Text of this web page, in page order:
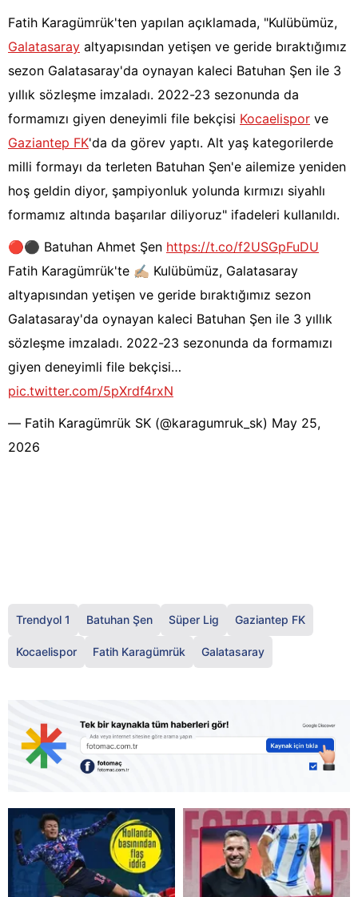
Fatih Karagümrük'ten yapılan açıklamada, "Kulübümüz,
Galatasaray altyapısından yetişen ve geride bıraktığımız
sezon Galatasaray'da oynayan kaleci Batuhan Şen ile 3
yıllık sözleşme imzaladı. 2022-23 sezonunda da
formamızı giyen deneyimli file bekçisi Kocaelispor ve
Gaziantep FK'da da görev yaptı. Alt yaş kategorilerde
milli formayı da terleten Batuhan Şen'e ailemize yeniden
hoş geldin diyor, şampiyonluk yolunda kırmızı siyahlı
formamız altında başarılar diliyoruz" ifadeleri kullanıldı.
🔴⚫️ Batuhan Ahmet Şen https://t.co/f2USGpFuDU
Fatih Karagümrük'te ✍🏼 Kulübümüz, Galatasaray
altyapısından yetişen ve geride bıraktığımız sezon
Galatasaray'da oynayan kaleci Batuhan Şen ile 3 yıllık
sözleşme imzaladı. 2022-23 sezonunda da formamızı
giyen deneyimli file bekçisi…
pic.twitter.com/5pXrdf4rxN
— Fatih Karagümrük SK (@karagumruk_sk) May 25,
2026
Trendyol 1 Batuhan Şen Süper Lig Gaziantep FK
Kocaelispor Fatih Karagümrük Galatasaray